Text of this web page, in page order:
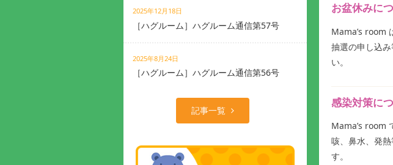
お盆休みに
Mama’s room
抽選の申し込
い。
感染対策に
Mama’s room
咳、鼻水、発
す。
2025年12月18日
［ハグルーム］ハグルーム通信第57号
2025年8月24日
［ハグルーム］ハグルーム通信第56号
記事一覧